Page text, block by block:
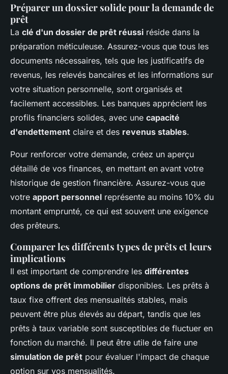
Préparer un dossier solide pour la demande de
prêt
La clé d'un dossier de prêt réussi réside dans la
préparation méticuleuse. Assurez-vous que tous les
documents nécessaires, tels que les justificatifs de
revenus, les relevés bancaires et les informations sur
votre situation personnelle, sont organisés et
facilement accessibles. Les banques apprécient les
profils financiers solides, avec une capacité
d'endettement claire et des revenus stables.
Pour renforcer votre demande, créez un aperçu
détaillé de vos finances, en mettant en avant votre
historique de gestion financière. Assurez-vous que
votre apport personnel représente au moins 10% du
montant emprunté, ce qui est souvent une exigence
des prêteurs.
Comparer les différents types de prêts et leurs
implications
Il est important de comprendre les différentes
options de prêt immobilier disponibles. Les prêts à
taux fixe offrent des mensualités stables, mais
peuvent être plus élevés au départ, tandis que les
prêts à taux variable sont susceptibles de fluctuer en
fonction du marché. Il peut être utile de faire une
simulation de prêt pour évaluer l'impact de chaque
option sur vos mensualités.